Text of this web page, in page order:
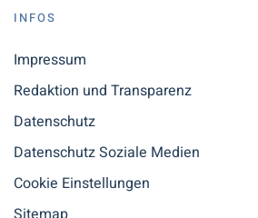
INFOS
Impressum
Redaktion und Transparenz
Datenschutz
Datenschutz Soziale Medien
Cookie Einstellungen